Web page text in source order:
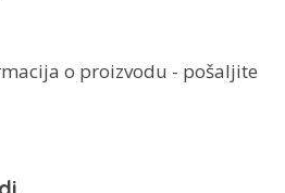
o proizvodu - pošaljite